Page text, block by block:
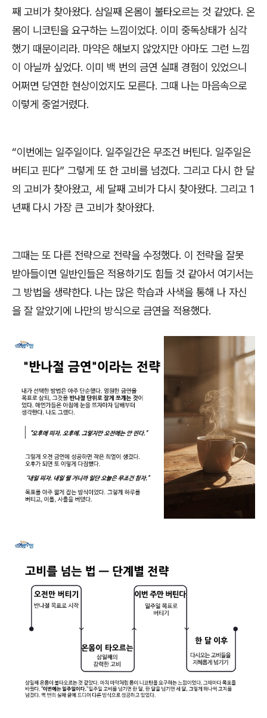
째 고비가 찾아왔다. 삼일째 온몸이 불타오르는 것 같았다. 온
몸이 니코틴을 요구하는 느낌이었다. 이미 중독상태가 심각
했기 때문이리라. 마약은 해보지 않았지만 아마도 그런 느낌
이 아닐까 싶었다. 이미 백 번의 금연 실패 경험이 있었으니
어쩌면 당연한 현상이었지도 모른다. 그때 나는 마음속으로
이렇게 중얼거렸다.
“이번에는 일주일이다. 일주일간은 무조건 버틴다. 일주일은
버티고 핀다” 그렇게 또 한 고비를 넘겼다. 그리고 다시 한 달
의 고비가 찾아왔고 세 달째 고비가 다시 찾아왔다. 그리고 1
년째 다시 가장 큰 고비가 찾아왔다.
그때는 또 다른 전략으로 전략을 수정했다. 이 전략을 잘못
받아들이면 일반인들은 적용하기도 힘들 것 같아서 여기서는
그 방법을 생략한다. 나는 많은 학습과 사색을 통해 나 자신
을 잘 알았기에 나만의 방식으로 금연을 적용했다.